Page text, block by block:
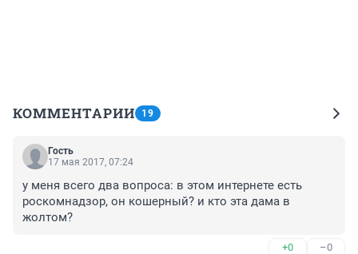
КОММЕНТАРИИ 19
Гость
17 мая 2017, 07:24
у меня всего два вопроса: в этом интернете есть
роскомнадзор, он кошерный? и кто эта дама в
жолтом?
+0 –0